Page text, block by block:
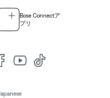
Bose Connectア
プリ